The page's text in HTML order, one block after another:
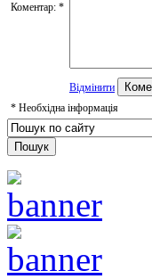
Коментар: *
Відмінити
* Необхідна інформація